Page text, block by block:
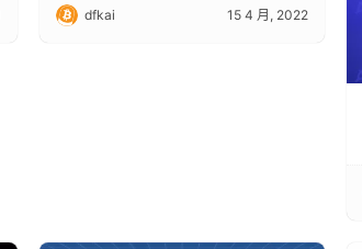
dfkai 15 4 月, 2022